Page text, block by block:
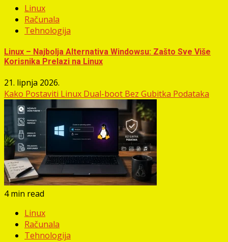
Linux
Računala
Tehnologija
Linux – Najbolja Alternativa Windowsu: Zašto Sve Više
Korisnika Prelazi na Linux
21. lipnja 2026.
Kako Postaviti Linux Dual-boot Bez Gubitka Podataka
4 min read
Linux
Računala
Tehnologija